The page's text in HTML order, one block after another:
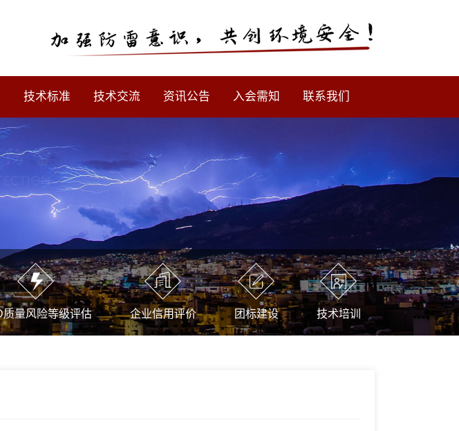
技术标准 技术交流 资讯公告 入会需知 联系我们
质量风险等级评估 企业信用评价 团标建设 技术培训